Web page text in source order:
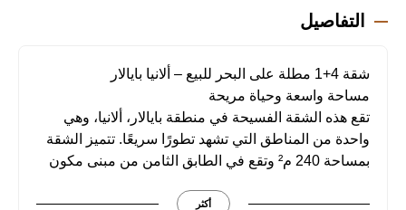
التفاصيل
شقة 4+1 مطلة على البحر للبيع – ألانيا بايالار
مساحة واسعة وحياة مريحة
تقع هذه الشقة الفسيحة في منطقة بايالار، ألانيا، وهي
واحدة من المناطق التي تشهد تطورًا سريعًا. تتميز الشقة
بمساحة 240 م² وتقع في الطابق الثامن من مبنى مكون
حياة مريح ومميز.
أكثر